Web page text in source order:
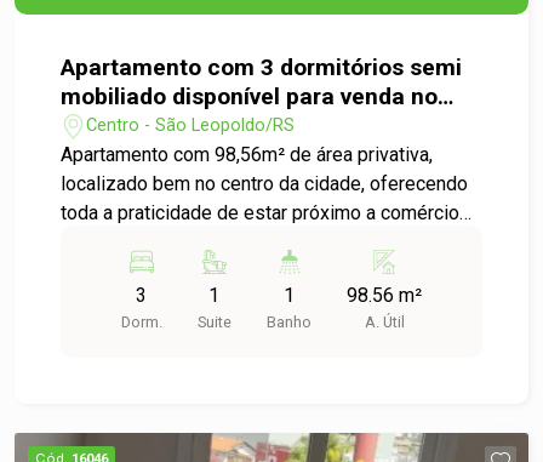
Apartamento com 3 dormitórios semi
mobiliado disponível para venda no
Centro de São Leopoldo
Centro - São Leopoldo/RS
Apartamento com 98,56m² de área privativa,
localizado bem no centro da cidade, oferecendo
toda a praticidade de estar próximo a comércios,
conta com 3 dormitórios, sendo 1 suíte, cozinha
com área de serviço separada e ambientes
amplos e bem distribuídos. O prédio dispõe de
proporcionando um lar acolhedor, funcional e
3
Dorm.
1
Suite
1
Banho
98.56 m²
A. Útil
Cód.